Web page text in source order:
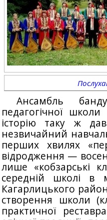
Ансамбль
педагогічної
історію таку ж
незвичайний
перших хвилях
відродження —
лише «кобзарські
середній школі в
Кагарлицького
створення школи
практичної